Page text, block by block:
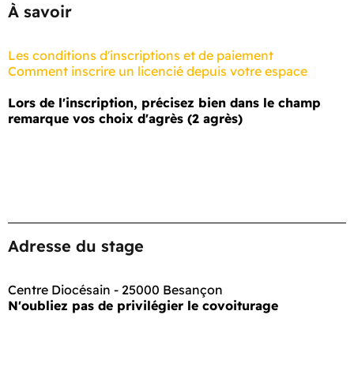
À savoir
Les conditions d'inscriptions et de paiement
Comment inscrire un licencié depuis votre espace
Lors de l'inscription, précisez bien dans le champ
remarque vos choix d'agrès (2 agrès)
Adresse du stage
Centre Diocésain - 25000 Besançon
N'oubliez pas de privilégier le covoiturage